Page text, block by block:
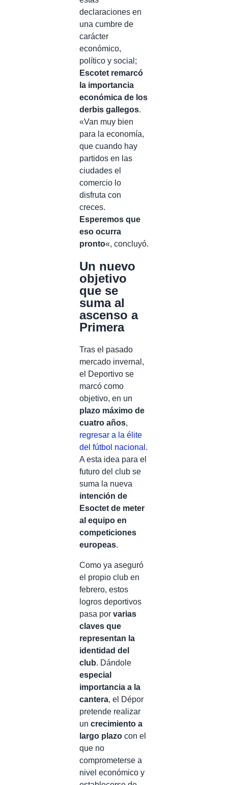
declaraciones en
una cumbre de
carácter
económico,
político y social;
Escotet remarcó
la importancia
económica de los
derbis gallegos.
«Van muy bien
para la economía,
que cuando hay
partidos en las
ciudades el
comercio lo
disfruta con
creces.
Esperemos que
eso ocurra
pronto«, concluyó.
Un nuevo
objetivo
que se
suma al
ascenso a
Primera
Tras el pasado
mercado invernal,
el Deportivo se
marcó como
objetivo, en un
plazo máximo de
cuatro años,
regresar a la élite
del fútbol nacional .
A esta idea para el
futuro del club se
suma la nueva
intención de
Esoctet de meter
al equipo en
competiciones
europeas.
Como ya aseguró
el propio club en
febrero, estos
logros deportivos
pasa por varias
claves que
representan la
identidad del
club. Dándole
especial
importancia a la
cantera, el Dépor
pretende realizar
un crecimiento a
largo plazo con el
que no
comprometerse a
nivel económico y